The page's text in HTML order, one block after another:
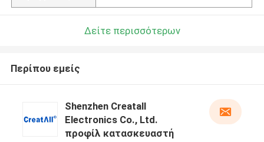
Δείτε περισσότερων
Περίπου εμείς
Shenzhen Creatall
Electronics Co., Ltd.
προφίλ κατασκευαστή